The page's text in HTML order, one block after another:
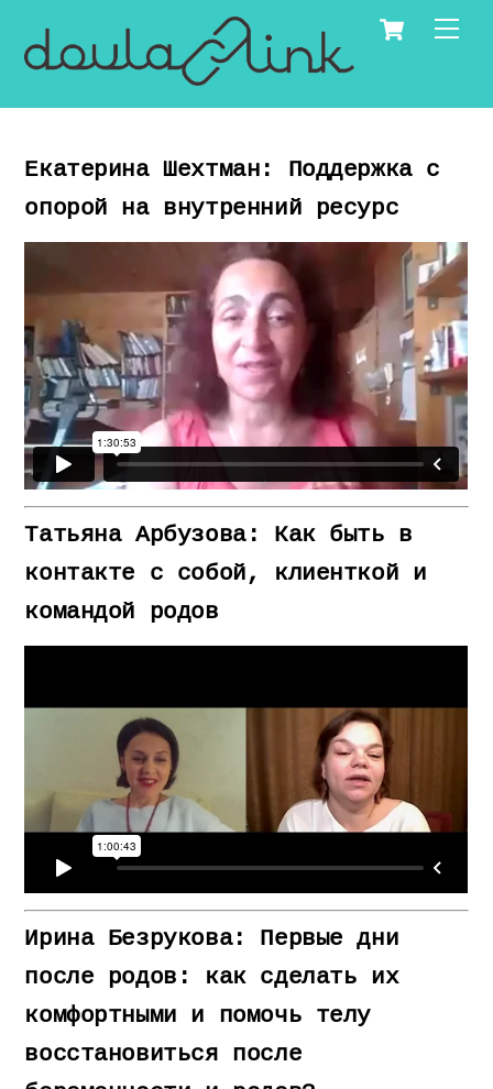
content
Cart
Екатерина Шехтман: Поддержка с
опорой на внутренний ресурс
Татьяна Арбузова: Как быть в
контакте с собой, клиенткой и
командой родов
Ирина Безрукова: Первые дни
после родов: как сделать их
комфортными и помочь телу
восстановиться после